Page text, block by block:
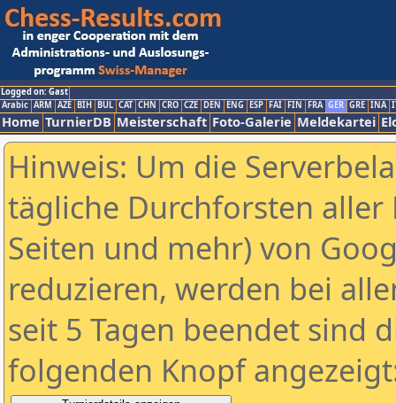
Logged on: Gast
Arabic ARM AZE BIH BUL CAT CHN CRO CZE DEN ENG ESP FAI FIN FRA GER GRE INA
Home TurnierDB Meisterschaft Foto-Galerie Meldekartei
Hinweis: Um die
tägliche Durchforsten aller
Seiten und mehr) von
reduzieren, werden bei
seit 5 Tagen beendet sind
folgenden Knopf